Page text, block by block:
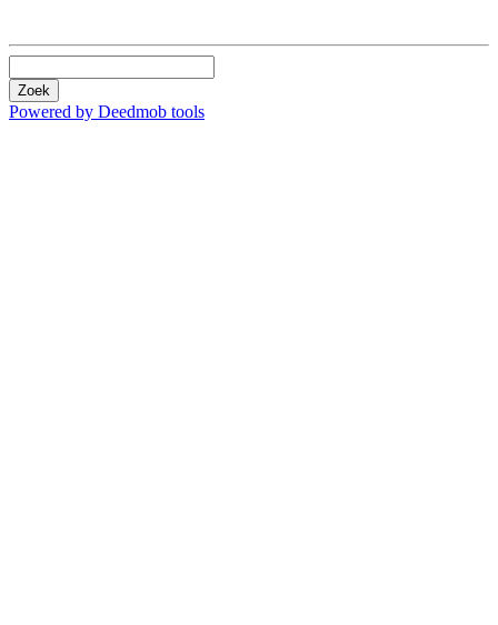
Zoek
Powered by Deedmob tools